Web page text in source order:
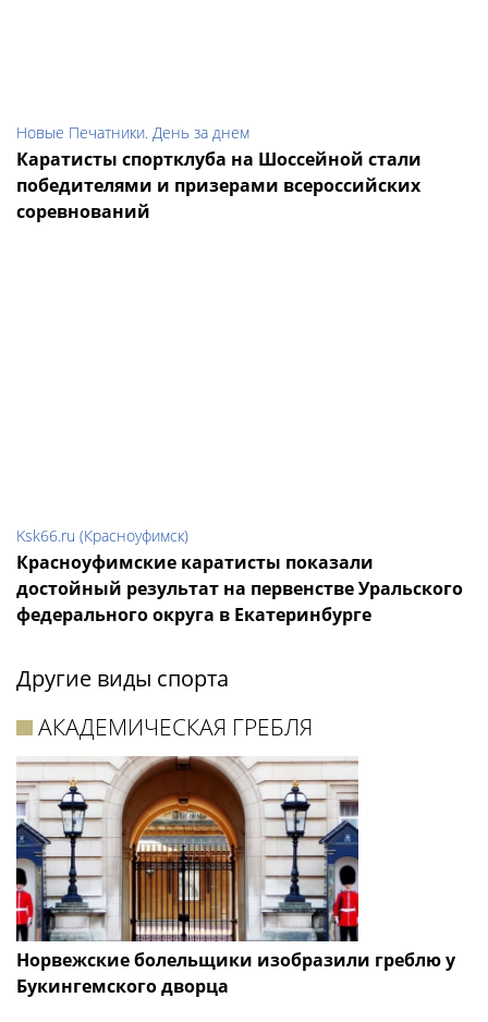
Новые Печатники. День за днем
Каратисты спортклуба на Шоссейной стали
победителями и призерами всероссийских
соревнований
Ksk66.ru (Красноуфимск)
Красноуфимские каратисты показали
достойный результат на первенстве Уральского
федерального округа в Екатеринбурге
Другие виды спорта
АКАДЕМИЧЕСКАЯ ГРЕБЛЯ
Норвежские болельщики изобразили греблю у
Букингемского дворца